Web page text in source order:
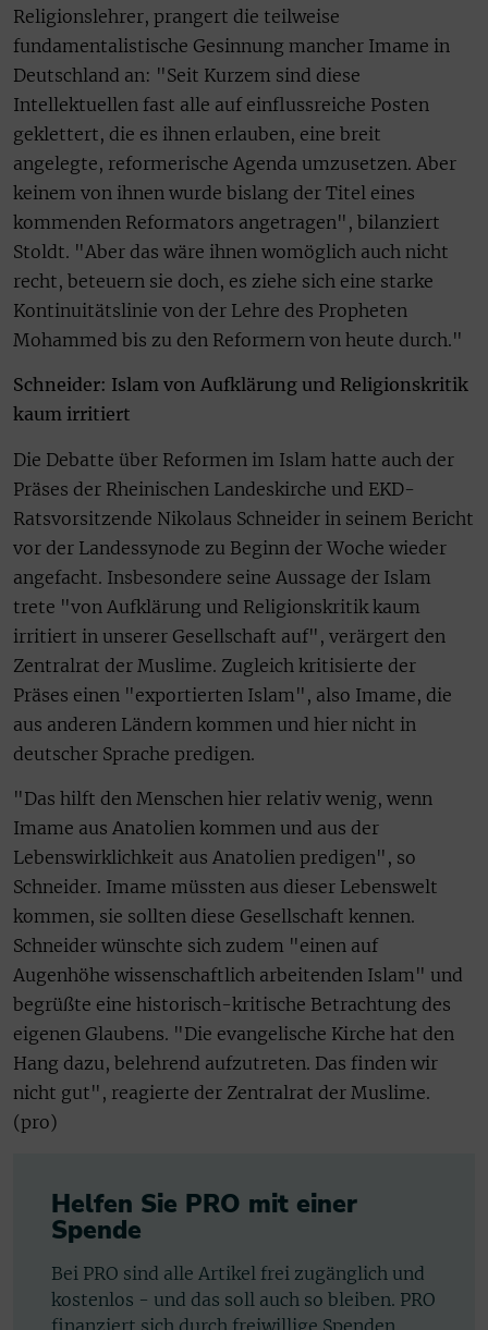
Religionslehrer, prangert die teilweise
fundamentalistische Gesinnung mancher Imame in
Deutschland an: "Seit Kurzem sind diese
Intellektuellen fast alle auf einflussreiche Posten
geklettert, die es ihnen erlauben, eine breit
angelegte, reformerische Agenda umzusetzen. Aber
keinem von ihnen wurde bislang der Titel eines
kommenden Reformators angetragen", bilanziert
Stoldt. "Aber das wäre ihnen womöglich auch nicht
recht, beteuern sie doch, es ziehe sich eine starke
Kontinuitätslinie von der Lehre des Propheten
Mohammed bis zu den Reformern von heute durch."
Schneider: Islam von Aufklärung und Religionskritik
kaum irritiert
Die Debatte über Reformen im Islam hatte auch der
Präses der Rheinischen Landeskirche und EKD-
Ratsvorsitzende Nikolaus Schneider in seinem Bericht
vor der Landessynode zu Beginn der Woche wieder
angefacht. Insbesondere seine Aussage der Islam
trete "von Aufklärung und Religionskritik kaum
irritiert in unserer Gesellschaft auf", verärgert den
Zentralrat der Muslime. Zugleich kritisierte der
Präses einen "exportierten Islam", also Imame, die
aus anderen Ländern kommen und hier nicht in
deutscher Sprache predigen.
"Das hilft den Menschen hier relativ wenig, wenn
Imame aus Anatolien kommen und aus der
Lebenswirklichkeit aus Anatolien predigen", so
Schneider. Imame müssten aus dieser Lebenswelt
kommen, sie sollten diese Gesellschaft kennen.
Schneider wünschte sich zudem "einen auf
Augenhöhe wissenschaftlich arbeitenden Islam" und
begrüßte eine historisch-kritische Betrachtung des
eigenen Glaubens. "Die evangelische Kirche hat den
Hang dazu, belehrend aufzutreten. Das finden wir
nicht gut", reagierte der Zentralrat der Muslime.
(pro)
Helfen Sie PRO mit einer
Spende
Bei PRO sind alle Artikel frei zugänglich und
kostenlos - und das soll auch so bleiben. PRO
finanziert sich durch freiwillige Spenden.